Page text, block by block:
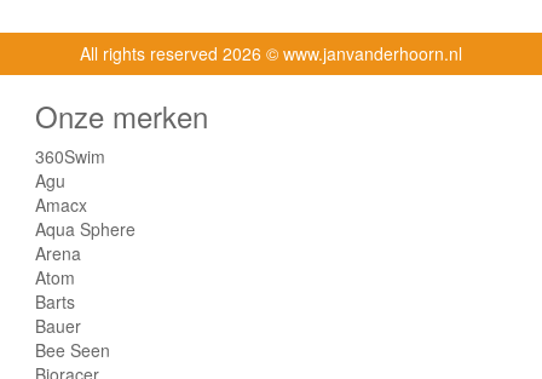
All rights reserved 2026 © www.janvanderhoorn.nl
Onze merken
360Swim
Agu
Amacx
Aqua Sphere
Arena
Atom
Barts
Bauer
Bee Seen
Bioracer